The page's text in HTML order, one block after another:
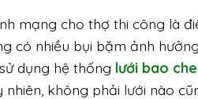
mạng cho thợ thi công là
có nhiều bụi bặm ảnh
dụng hệ thống lưới bao
không phải lưới nào